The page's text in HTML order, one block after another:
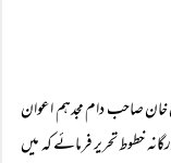
خان صاحب دام مجدہم اعوان
خطوط تحریر فرمائے کہ میں